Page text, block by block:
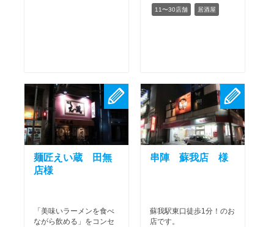
11〜30店舗 居酒屋
麺匠えい蔵 田無
店様
「美味いラーメンを食べ
ながら飲める」をコンセ
串陣 蘇我店 様
蘇我駅東口徒歩1分！のお
店です。